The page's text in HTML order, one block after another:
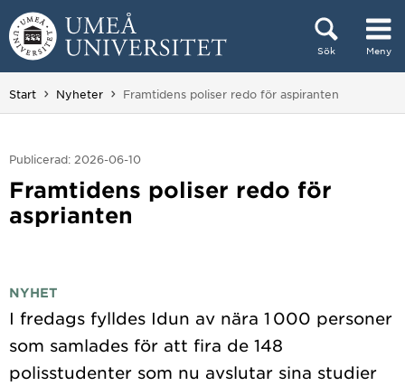
Hoppa direkt till innehållet
Sök Meny
Huvudmenyn dold.
Start Nyheter Du är här:
Framtidens poliser redo för aspiranten
Publicerad: 2026-06-10
Framtidens poliser redo för
asprianten
NYHET
I fredags fylldes Idun av nära 1 000 personer
som samlades för att fira de 148
polisstudenter som nu avslutar sina studier